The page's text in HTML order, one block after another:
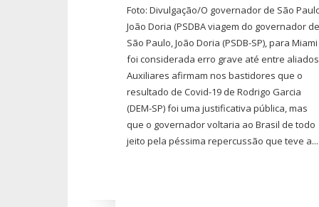
Foto: Divulgação/O governador de São
João Doria (PSDBA viagem do governador
São Paulo, João Doria (PSDB-SP), para Miami
foi considerada erro grave até entre
Auxiliares afirmam nos bastidores que o
resultado de Covid-19 de Rodrigo Garcia
(DEM-SP) foi uma justificativa pública, mas
que o governador voltaria ao Brasil de todo
jeito pela péssima repercussão que teve a...